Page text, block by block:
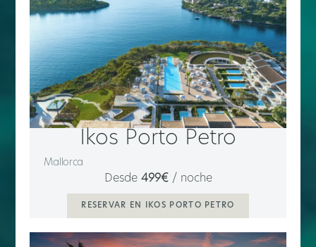
Ikos Porto Petro
Mallorca
Desde 499€/ noche
RESERVAR EN IKOS PORTO PETRO